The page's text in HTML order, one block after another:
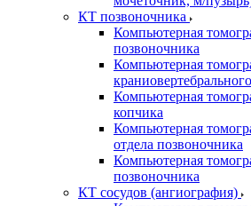
КТ позвоночника
Компьютерная
позвоночника
Компьютерная
Компьютерная
копчика
Компьютерная
отдела позвоночника
Компьютерная
позвоночника
КТ сосудов (ангиография)